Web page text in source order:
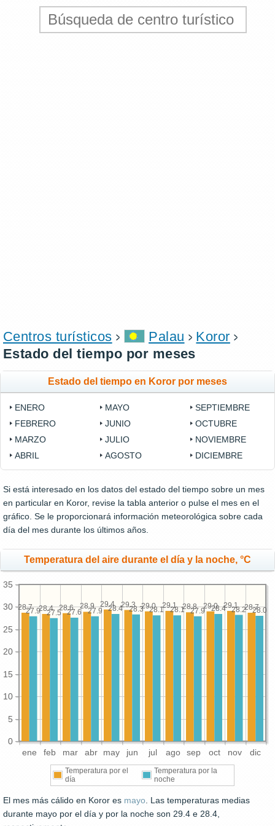
Centros turísticos Palau
Koror
Estado del tiempo por meses
Estado del tiempo en Koror por meses
ENERO
FEBRERO
MARZO
ABRIL
MAYO
JUNIO
JULIO
AGOSTO
SEPTIEMBRE
OCTUBRE
NOVIEMBRE
DICIEMBRE
Si está interesado en los datos del estado del tiempo sobre un mes
en particular en Koror, revise la tabla anterior o pulse el mes en el
gráfico. Se le proporcionará información meteorológica sobre cada
día del mes durante los últimos años.
Temperatura del aire durante el día y la noche, °C
ene feb mar abr may jun jul ago sep oct nov dic
0
5
10
15
20
25
30
35
28.7
29.1
29.0
28.8
29.1
29.0
29.3
29.4
28.9
28.6
28.4
28.7 28.0
28.2
28.4
27.9
28.1
28.1
28.3
28.4
27.9
27.6
27.5
27.9
Temperatura por el
día
Temperatura por la
noche
El mes más cálido en Koror es mayo . Las temperaturas medias
durante mayo por el día y por la noche son 29.4 e 28.4,